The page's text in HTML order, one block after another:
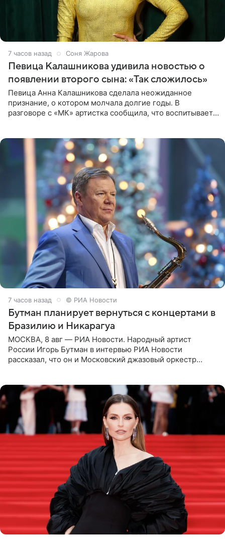
7 часов назад Соня Жарова
Певица Калашникова удивила новостью о
появлении второго сына: «Так сложилось»
Певица Анна Калашникова сделала неожиданное
признание, о котором молчала долгие годы. В
разговоре с «МК» артистка сообщила, что воспитывает
7 часов назад © РИА Новости
Бутман планирует вернуться с концертами в
Бразилию и Никарагуа
МОСКВА, 8 авг — РИА Новости. Народный артист
России Игорь Бутман в интервью РИА Новости
рассказал, что он и Московский джазовый оркестр